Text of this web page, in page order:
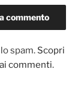
spam. Scopri
commenti.